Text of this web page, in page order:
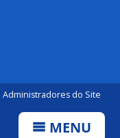
Administradores do Site
MENU